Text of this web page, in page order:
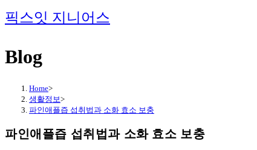
Skip
to
픽스잇 지니어스
Blog
Home>
생활정보>
파인애플즙 섭취법과 소화 효소 보충
파인애플즙 섭취법과 소화 효소 보충